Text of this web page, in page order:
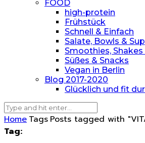
FOOD
high-protein
Frühstück
Schnell & Einfach
Salate, Bowls &
Smoothies, Shakes
Süßes & Snacks
Vegan in Berlin
Blog 2017-2020
Glücklich und fit
Home Tags Posts tagged with
Tag: